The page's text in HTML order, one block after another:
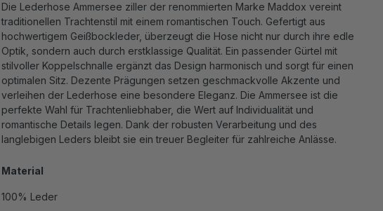
Die Lederhose Ammersee ziller der renommierten Marke Maddox vereint
traditionellen Trachtenstil mit einem romantischen Touch. Gefertigt aus
hochwertigem Geißbockleder, überzeugt die Hose nicht nur durch ihre edle
Optik, sondern auch durch erstklassige Qualität. Ein passender Gürtel mit
stilvoller Koppelschnalle ergänzt das Design harmonisch und sorgt für einen
optimalen Sitz. Dezente Prägungen setzen geschmackvolle Akzente und
verleihen der Lederhose eine besondere Eleganz. Die Ammersee ist die
perfekte Wahl für Trachtenliebhaber, die Wert auf Individualität und
romantische Details legen. Dank der robusten Verarbeitung und des
langlebigen Leders bleibt sie ein treuer Begleiter für zahlreiche Anlässe.
Material
100% Leder